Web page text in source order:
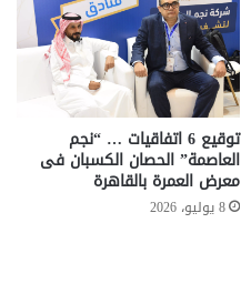
توقيع 6 اتفاقيات … “نجم
العاصمة” الحصان الكسبان فى
معرض العمرة بالقاهرة
8 يوليو، 2026